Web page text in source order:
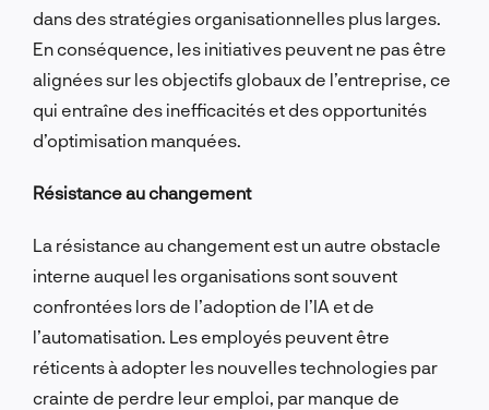
dans des stratégies organisationnelles plus larges.
En conséquence, les initiatives peuvent ne pas être
alignées sur les objectifs globaux de l’entreprise, ce
qui entraîne des inefficacités et des opportunités
d’optimisation manquées.
Résistance au changement
La résistance au changement est un autre obstacle
interne auquel les organisations sont souvent
confrontées lors de l’adoption de l’IA et de
l’automatisation. Les employés peuvent être
réticents à adopter les nouvelles technologies par
crainte de perdre leur emploi, par manque de